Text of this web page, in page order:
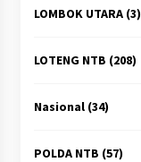
LOMBOK UTARA(3)
LOTENG NTB (208)
Nasional(34)
POLDA NTB (57)